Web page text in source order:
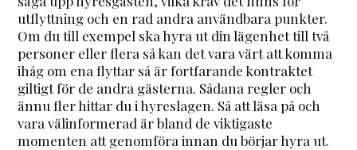
utflyttning och en rad andra användbara punkter.
Om du till exempel ska hyra ut din lägenhet till två
personer eller flera så kan det vara värt att komma
ihåg om ena flyttar så är fortfarande kontraktet
giltigt för de andra gästerna. Sådana regler och
ännu fler hittar du i hyreslagen. Så att läsa på och
vara välinformerad är bland de viktigaste
momenten att genomföra innan du börjar hyra ut.